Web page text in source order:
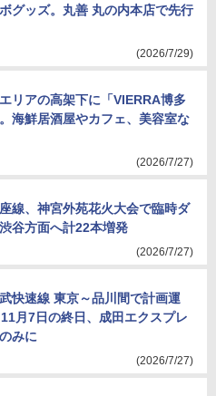
グッズ。丸善 丸の内本店で先行
(2026/7/29)
リアの高架下に「VIERRA博多
海鮮居酒屋やカフェ、美容室な
(2026/7/27)
線、神宮外苑花火大会で臨時ダ
谷方面へ計22本増発
(2026/7/27)
快速線 東京～品川間で計画運
月7日の終日、成田エクスプレ
みに
(2026/7/27)